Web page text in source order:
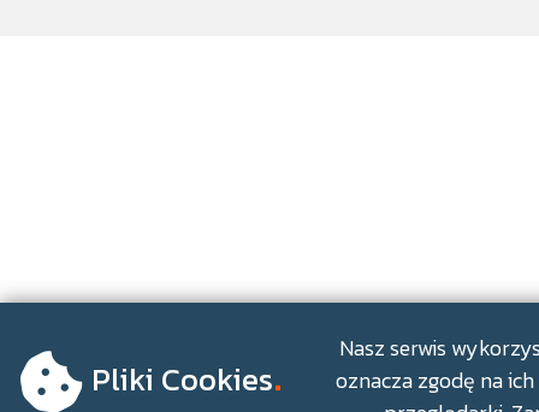
Pliki Cookies.
Nasz serwis
oznacza zgodę na